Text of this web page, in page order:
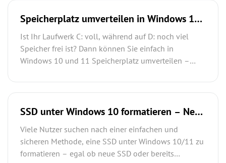
Speicherplatz umverteilen in Windows 10
/11: C und D Laufwerk richtig verschieben
Ist Ihr Laufwerk C: voll, während auf D: noch viel
Speicher frei ist? Dann können Sie einfach in
Windows 10 und 11 Speicherplatz umverteilen –
SSD unter Windows 10 formatieren – Neue
oder verwendete SSD richtig einrichten
Viele Nutzer suchen nach einer einfachen und
sicheren Methode, eine SSD unter Windows 10/11 zu
formatieren – egal ob neue SSD oder bereits